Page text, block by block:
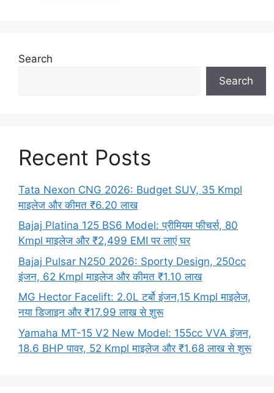
Search
Search
Recent Posts
Tata Nexon CNG 2026: Budget SUV, 35 Kmpl
माइलेज और कीमत ₹6.20 लाख
Bajaj Platina 125 BS6 Model: प्रीमियम फीचर्स, 80
Kmpl माइलेज और ₹2,499 EMI पर लाएं घर
Bajaj Pulsar N250 2026: Sporty Design, 250cc
इंजन, 62 Kmpl माइलेज और कीमत ₹1.10 लाख
MG Hector Facelift: 2.0L टर्बो इंजन,15 Kmpl माइलेज,
नया डिजाइन और ₹17.99 लाख से शुरू
Yamaha MT-15 V2 New Model: 155cc VVA इंजन,
18.6 BHP पावर, 52 Kmpl माइलेज और ₹1.68 लाख से शुरू